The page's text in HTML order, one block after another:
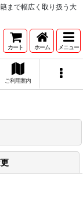
まで幅広く取り扱う大
カート ホーム メニュー
ご利用案内